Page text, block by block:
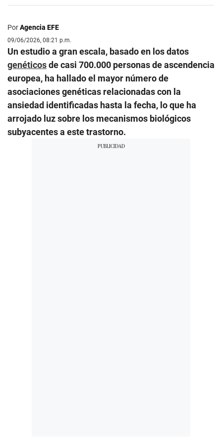
PorAgencia EFE
09/06/2026, 08:21 p.m.
Un estudio a gran escala, basado en los datos
genéticosde casi 700.000 personas de ascendencia
europea, ha hallado el mayor número de
asociaciones genéticas relacionadas con la
ansiedad identificadas hasta la fecha, lo que ha
arrojado luz sobre los mecanismos biológicos
subyacentes a este trastorno.